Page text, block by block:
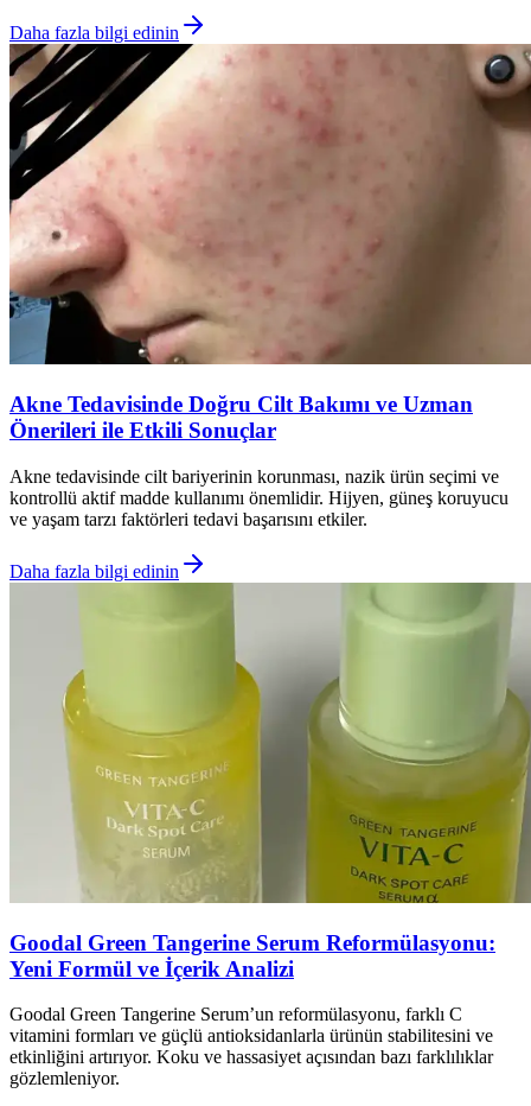
Daha fazla bilgi edinin
Akne Tedavisinde Doğru Cilt Bakımı ve Uzman
Önerileri ile Etkili Sonuçlar
Akne tedavisinde cilt bariyerinin korunması, nazik ürün seçimi ve
kontrollü aktif madde kullanımı önemlidir. Hijyen, güneş koruyucu
ve yaşam tarzı faktörleri tedavi başarısını etkiler.
Daha fazla bilgi edinin
Goodal Green Tangerine Serum Reformülasyonu:
Yeni Formül ve İçerik Analizi
Goodal Green Tangerine Serum’un reformülasyonu, farklı C
vitamini formları ve güçlü antioksidanlarla ürünün stabilitesini ve
etkinliğini artırıyor. Koku ve hassasiyet açısından bazı farklılıklar
gözlemleniyor.